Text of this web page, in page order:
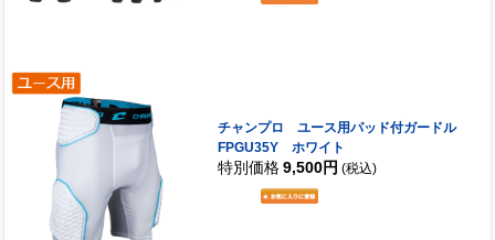
チャンプロ ユース用パッド付ガードル
FPGU35Y ホワイト
特別価格 9,500円 (税込)